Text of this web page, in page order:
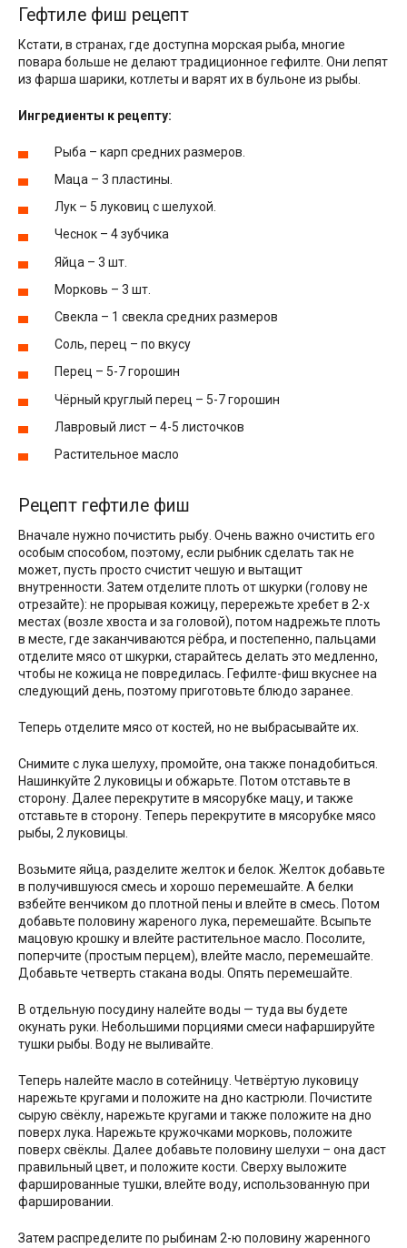
Гефтиле фиш рецепт
Кстати, в странах, где доступна морская рыба, многие
повара больше не делают традиционное гефилте. Они лепят
из фарша шарики, котлеты и варят их в бульоне из рыбы.
Ингредиенты к рецепту:
Рыба – карп средних размеров.
Маца – 3 пластины.
Лук – 5 луковиц с шелухой.
Чеснок – 4 зубчика
Яйца – 3 шт.
Морковь – 3 шт.
Свекла – 1 свекла средних размеров
Соль, перец – по вкусу
Перец – 5-7 горошин
Чёрный круглый перец – 5-7 горошин
Лавровый лист – 4-5 листочков
Растительное масло
Рецепт гефтиле фиш
Вначале нужно почистить рыбу. Очень важно очистить его
особым способом, поэтому, если рыбник сделать так не
может, пусть просто счистит чешую и вытащит
внутренности. Затем отделите плоть от шкурки (голову не
отрезайте): не прорывая кожицу, перережьте хребет в 2-х
местах (возле хвоста и за головой), потом надрежьте плоть
в месте, где заканчиваются рёбра, и постепенно, пальцами
отделите мясо от шкурки, старайтесь делать это медленно,
чтобы не кожица не повредилась. Гефилте-фиш вкуснее на
следующий день, поэтому приготовьте блюдо заранее.
Теперь отделите мясо от костей, но не выбрасывайте их.
Снимите с лука шелуху, промойте, она также понадобиться.
Нашинкуйте 2 луковицы и обжарьте. Потом отставьте в
сторону. Далее перекрутите в мясорубке мацу, и также
отставьте в сторону. Теперь перекрутите в мясорубке мясо
рыбы, 2 луковицы.
Возьмите яйца, разделите желток и белок. Желток добавьте
в получившуюся смесь и хорошо перемешайте. А белки
взбейте венчиком до плотной пены и влейте в смесь. Потом
добавьте половину жареного лука, перемешайте. Всыпьте
мацовую крошку и влейте растительное масло. Посолите,
поперчите (простым перцем), влейте масло, перемешайте.
Добавьте четверть стакана воды. Опять перемешайте.
В отдельную посудину налейте воды — туда вы будете
окунать руки. Небольшими порциями смеси нафаршируйте
тушки рыбы. Воду не выливайте.
Теперь налейте масло в сотейницу. Четвёртую луковицу
нарежьте кругами и положите на дно кастрюли. Почистите
сырую свёклу, нарежьте кругами и также положите на дно
поверх лука. Нарежьте кружочками морковь, положите
поверх свёклы. Далее добавьте половину шелухи – она даст
правильный цвет, и положите кости. Сверху выложите
фаршированные тушки, влейте воду, использованную при
фаршировании.
Затем распределите по рыбинам 2-ю половину жаренного